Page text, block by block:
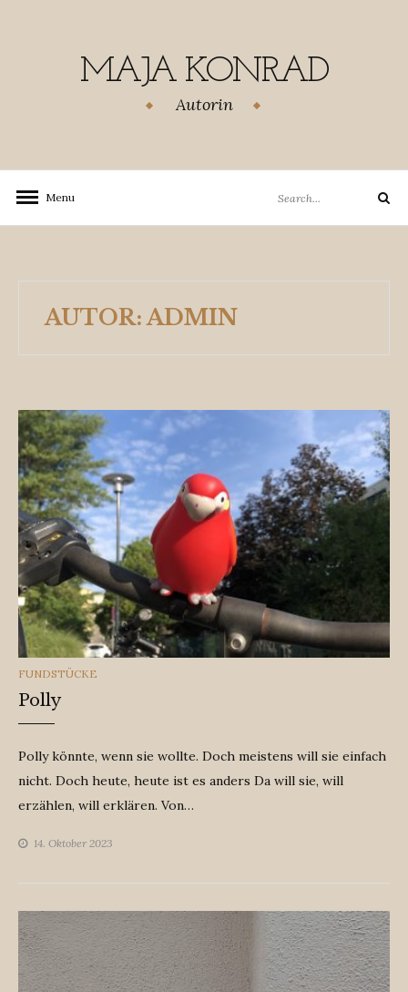
MAJA KONRAD
Autorin
Menu
for:
Search
AUTOR:ADMIN
CATEGORIES
FUNDSTÜCKE
Polly
Polly könnte, wenn sie wollte. Doch meistens will sie einfach
nicht. Doch heute, heute ist es anders Da will sie, will
erzählen, will erklären. Von…
14. Oktober 2023